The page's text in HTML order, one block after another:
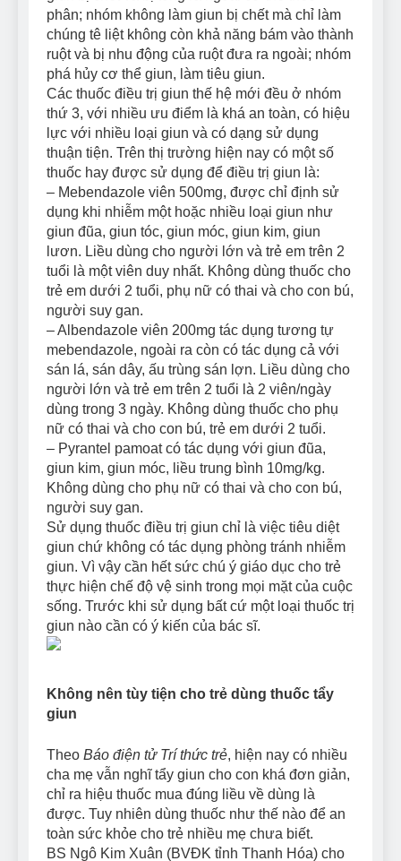
phân; nhóm không làm giun bị chết mà chỉ làm
chúng tê liệt không còn khả năng bám vào thành
ruột và bị nhu động của ruột đưa ra ngoài; nhóm
phá hủy cơ thể giun, làm tiêu giun.
Các thuốc điều trị giun thế hệ mới đều ở nhóm
thứ 3, với nhiều ưu điểm là khá an toàn, có hiệu
lực với nhiều loại giun và có dạng sử dụng
thuận tiện. Trên thị trường hiện nay có một số
thuốc hay được sử dụng để điều trị giun là:
– Mebendazole viên 500mg, được chỉ định sử
dụng khi nhiễm một hoặc nhiều loại giun như
giun đũa, giun tóc, giun móc, giun kim, giun
lươn. Liều dùng cho người lớn và trẻ em trên 2
tuổi là một viên duy nhất. Không dùng thuốc cho
trẻ em dưới 2 tuổi, phụ nữ có thai và cho con bú,
người suy gan.
– Albendazole viên 200mg tác dụng tương tự
mebendazole, ngoài ra còn có tác dụng cả với
sán lá, sán dây, ấu trùng sán lợn. Liều dùng cho
người lớn và trẻ em trên 2 tuổi là 2 viên/ngày
dùng trong 3 ngày. Không dùng thuốc cho phụ
nữ có thai và cho con bú, trẻ em dưới 2 tuổi.
– Pyrantel pamoat có tác dụng với giun đũa,
giun kim, giun móc, liều trung bình 10mg/kg.
Không dùng cho phụ nữ có thai và cho con bú,
người suy gan.
Sử dụng thuốc điều trị giun chỉ là việc tiêu diệt
giun chứ không có tác dụng phòng tránh nhiễm
giun. Vì vậy cần hết sức chú ý giáo dục cho trẻ
thực hiện chế độ vệ sinh trong mọi mặt của cuộc
sống. Trước khi sử dụng bất cứ một loại thuốc trị
giun nào cần có ý kiến của bác sĩ.
Không nên tùy tiện cho trẻ dùng thuốc tẩy
giun
Theo Báo điện tử Trí thức trẻ, hiện nay có nhiều
cha mẹ vẫn nghĩ tẩy giun cho con khá đơn giản,
chỉ ra hiệu thuốc mua đúng liều về dùng là
được. Tuy nhiên dùng thuốc như thế nào để an
toàn sức khỏe cho trẻ nhiều mẹ chưa biết.
BS Ngô Kim Xuân (BVĐK tỉnh Thanh Hóa) cho